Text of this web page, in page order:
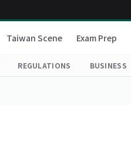
Taiwan Scene Exam Prep
REGULATIONS BUSINESS